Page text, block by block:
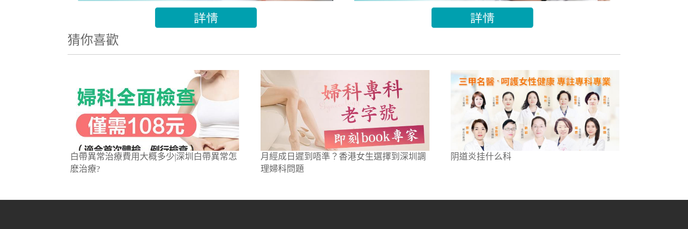
猜你喜歡
白帶異常治療費用大概多少|深圳白帶異常怎
麽治療?
月經成日遲到唔準？香港女生選擇到深圳調
理婦科問題
阴道炎挂什么科